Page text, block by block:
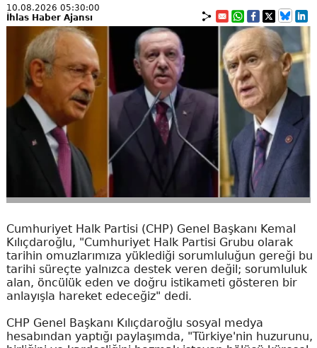
10.08.2026 05:30:00
İhlas Haber Ajansı
Cumhuriyet Halk Partisi (CHP) Genel Başkanı Kemal
Kılıçdaroğlu, "Cumhuriyet Halk Partisi Grubu olarak
tarihin omuzlarımıza yüklediği sorumluluğun gereği bu
tarihi süreçte yalnızca destek veren değil; sorumluluk
alan, öncülük eden ve doğru istikameti gösteren bir
anlayışla hareket edeceğiz" dedi.
CHP Genel Başkanı Kılıçdaroğlu sosyal medya
hesabından yaptığı paylaşımda, "Türkiye'nin huzurunu,